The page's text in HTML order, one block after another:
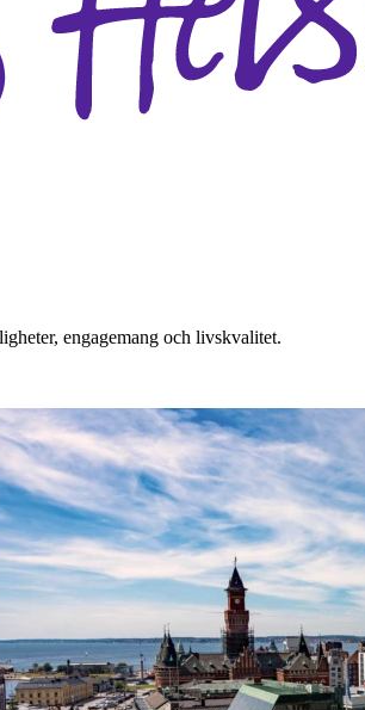
engagemang och livskvalitet.